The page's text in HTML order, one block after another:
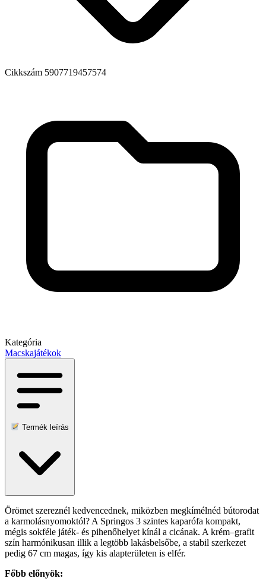
Cikkszám 5907719457574
Kategória
Macskajátékok
Termék leírás
Örömet szereznél kedvencednek, miközben megkímélnéd bútorodat
a karmolásnyomoktól? A Springos 3 szintes kaparófa kompakt,
mégis sokféle játék- és pihenőhelyet kínál a cicának. A krém–grafit
szín harmónikusan illik a legtöbb lakásbelsőbe, a stabil szerkezet
pedig 67 cm magas, így kis alapterületen is elfér.
Főbb előnyök: